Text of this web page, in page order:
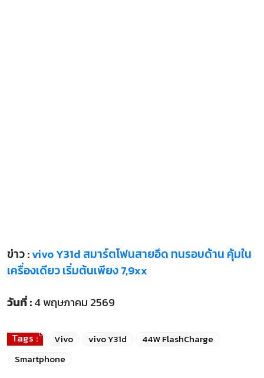
ข่าว :vivo Y31d สมาร์ตโฟนสายอึด ทนรอบด้าน คุ้มใน
เครื่องเดียว เริ่มต้นเพียง 7,9xx
วันที่ :4 พฤษภาคม 2569
Tags : Vivo vivo Y31d
44W FlashCharge
Smartphone